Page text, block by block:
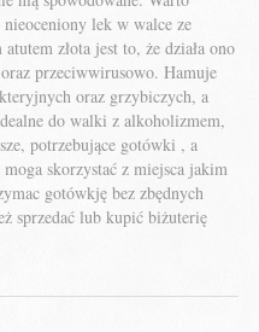
lek w walce ze
złota jest to, że działa ono
przeciwwirusowo. Hamuje
oraz grzybiczych, a
do walki z alkoholizmem,
potrzebujące gotówki , a
skorzystać z miejsca jakim
gotówkję bez zbędnych
sprzedać lub kupić biżuterię